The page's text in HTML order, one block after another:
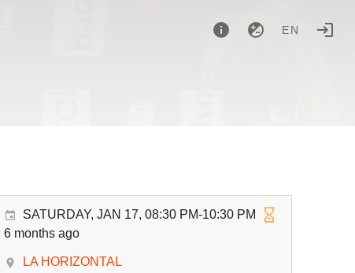
EN
SATURDAY, JAN 17, 08:30 PM-10:30 PM
6 months ago
LA HORIZONTAL